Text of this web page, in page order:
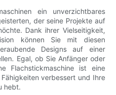
ein unverzichtbares
der seine Projekte auf
Dank ihrer Vielseitigkeit,
können Sie mit diesen
Designs auf einer
Egal, ob Sie Anfänger oder
Flachstickmaschine ist eine
verbessert und Ihre
hebt.